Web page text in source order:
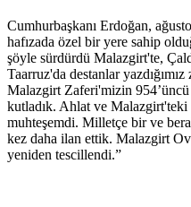
Cumhurbaşkanı Erdoğan,
hafızada özel bir yere sahip
şöyle sürdürdü Malazgirt'te,
Taarruz'da destanlar
Malazgirt Zaferi'mizin
kutladık. Ahlat ve
muhteşemdi. Milletçe bir ve
kez daha ilan ettik. Malazgirt
yeniden tescillendi.”